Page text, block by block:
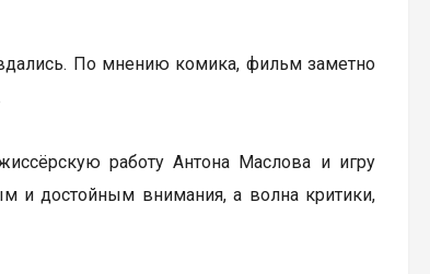
По мнению комика, фильм заметно
работу Антона Маслова и игру
и достойным внимания, а волна критики,